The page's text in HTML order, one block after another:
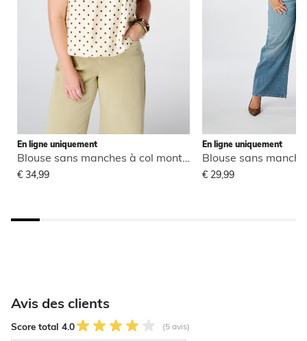
En ligne uniquement
€ 34,99
En ligne uniquement
€ 29,99
Avis des clients
Score total 4.0 (5 avis)